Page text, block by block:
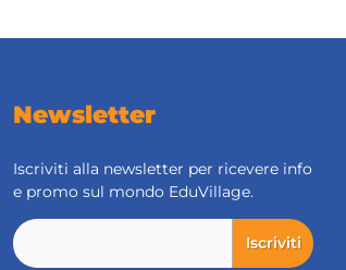
Newsletter
Iscriviti alla newsletter per ricevere info
e promo sul mondo EduVillage.